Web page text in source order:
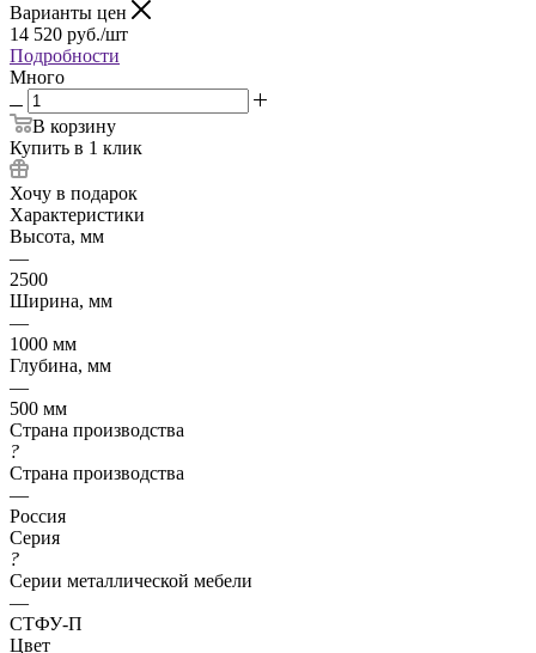
Варианты цен
14 520 руб./шт
Подробности
Много
В корзину
Купить в 1 клик
Хочу в подарок
Характеристики
Высота, мм
—
2500
Ширина, мм
—
1000 мм
Глубина, мм
—
500 мм
Страна производства
?
Страна производства
—
Россия
Серия
?
Серии металлической мебели
—
СТФУ-П
Цвет